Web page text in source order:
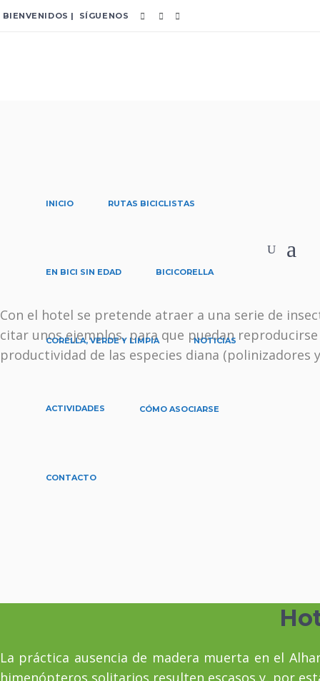
BIENVENIDOS | SÍGUENOS
INICIO RUTAS BICICLISTAS
EN BICI SIN EDAD BICICORELLA
CORELLA, VERDE Y LIMPIA NOTICIAS
ACTIVIDADES CÓMO ASOCIARSE
CONTACTO
Con el hotel se pretende atraer a una serie de
citar unos ejemplos, para que puedan
productividad de las especies diana
La práctica ausencia de madera muerta en el
himenópteros solitarios resulten escasos y, por